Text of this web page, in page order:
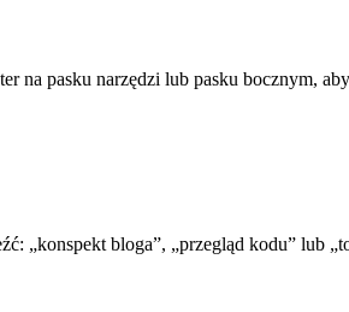
na pasku narzędzi lub pasku bocznym,
„konspekt bloga”, „przegląd kodu” lub